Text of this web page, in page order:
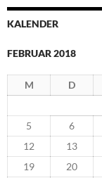
KALENDER
FEBRUAR 2018
M D
5
6
12
13
19
20